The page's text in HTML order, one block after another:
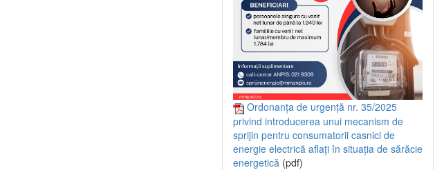
Ordonanța de urgență nr. 35/2025
privind introducerea unui mecanism de
sprijin pentru consumatorii casnici de
energie electrică aflați în situația de sărăcie
energetică (pdf)